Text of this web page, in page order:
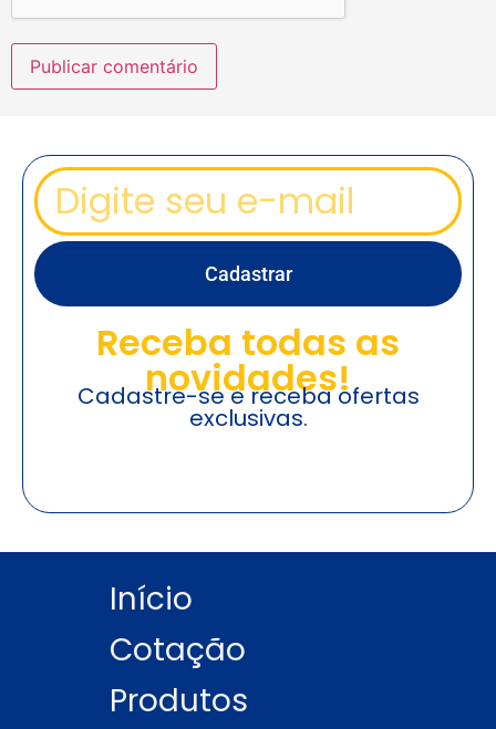
Cadastrar
Receba todas as
novidades!
Cadastre-se e receba ofertas
exclusivas.
Início
Cotação
Produtos